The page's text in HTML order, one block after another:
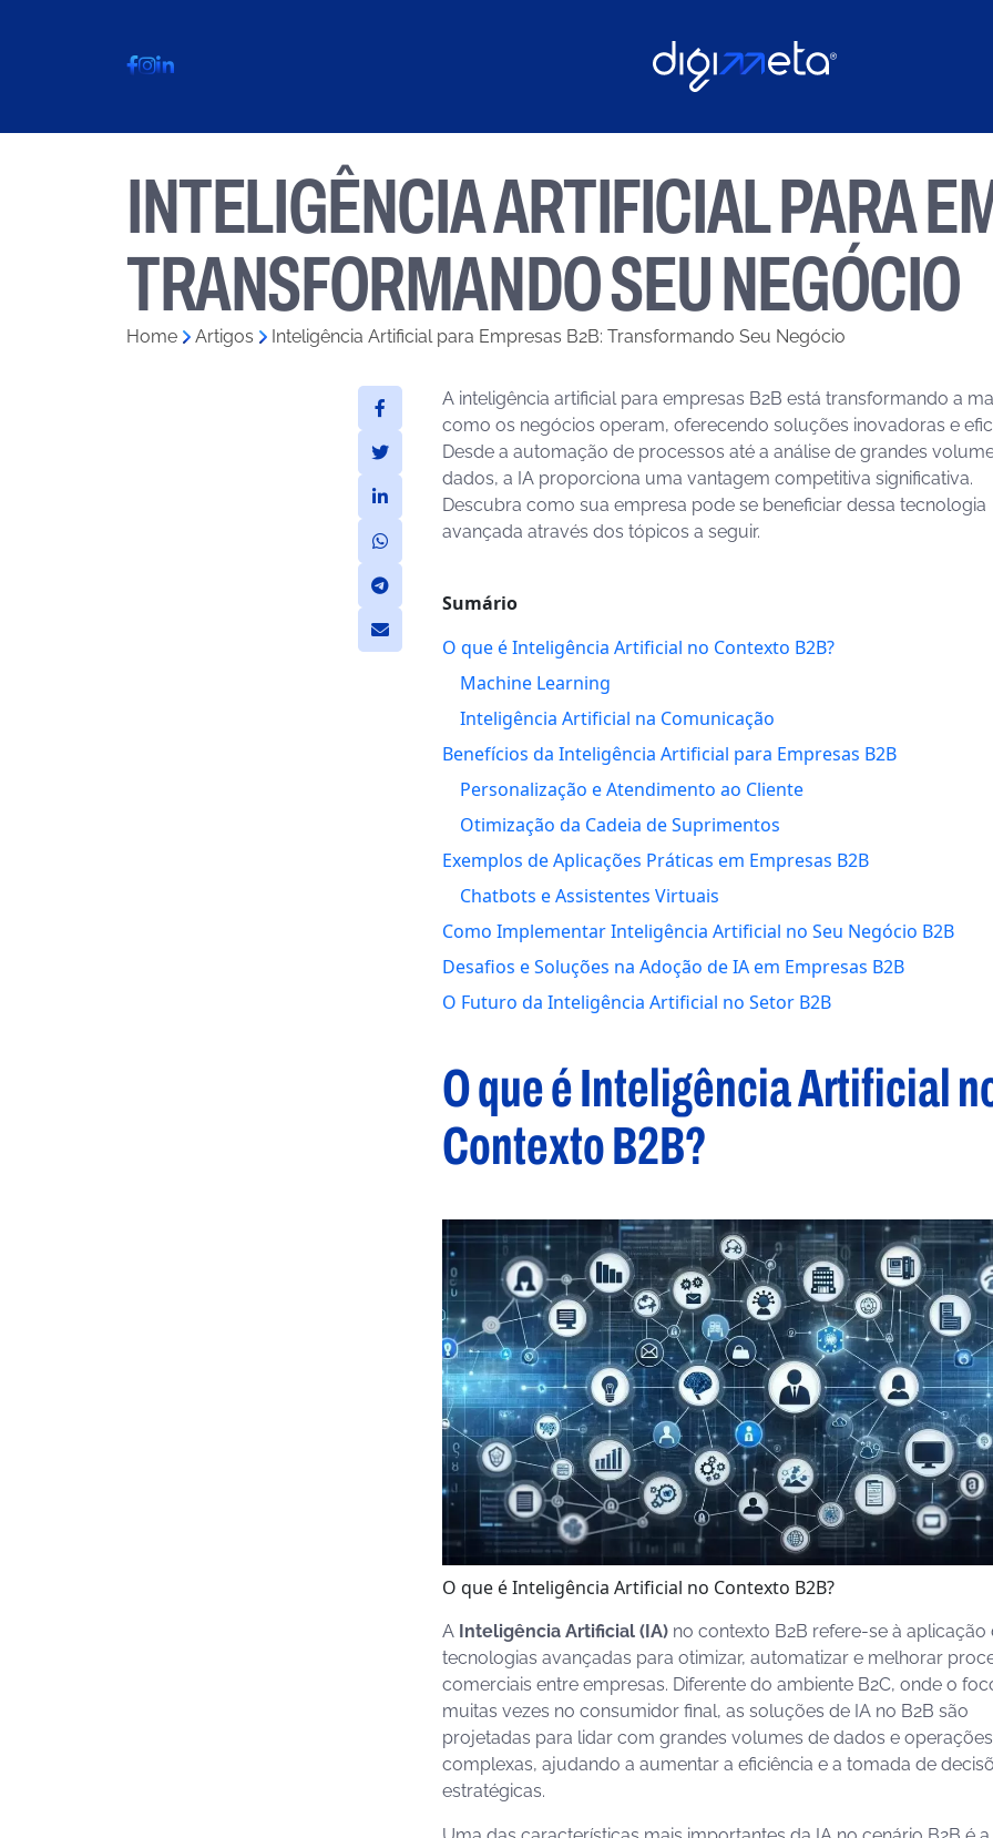
INTELIGÊNCIA ARTIFICIAL PARA
TRANSFORMANDO SEU NEGÓCIO
Home » Artigos » Inteligência Artificial para Empresas B2B: Transformando Seu Negócio
A inteligência artificial para empresas B2B está transformando a
como os negócios operam, oferecendo soluções inovadoras e
Desde a automação de processos até a análise de grandes
dados, a IA proporciona uma vantagem competitiva significativa.
Descubra como sua empresa pode se beneficiar dessa tecnologia
avançada através dos tópicos a seguir.
Sumário
O que é Inteligência Artificial no Contexto B2B?
Machine Learning
Inteligência Artificial na Comunicação
Benefícios da Inteligência Artificial para Empresas B2B
Personalização e Atendimento ao Cliente
Otimização da Cadeia de Suprimentos
Exemplos de Aplicações Práticas em Empresas B2B
Chatbots e Assistentes Virtuais
Como Implementar Inteligência Artificial no Seu Negócio B2B
Desafios e Soluções na Adoção de IA em Empresas B2B
O Futuro da Inteligência Artificial no Setor B2B
O que é Inteligência Artificial
Contexto B2B?
O que é Inteligência Artificial no Contexto B2B?
A Inteligência Artificial (IA) no contexto B2B refere-se à aplicação
tecnologias avançadas para otimizar, automatizar e melhorar
comerciais entre empresas. Diferente do ambiente B2C, onde o
muitas vezes no consumidor final, as soluções de IA no B2B são
projetadas para lidar com grandes volumes de dados e operações
complexas, ajudando a aumentar a eficiência e a tomada de
estratégicas.